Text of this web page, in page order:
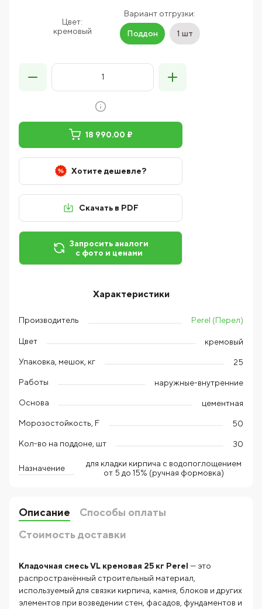
Цвет:
кремовый
Вариант отгрузки:
Поддон 1 шт
18 990.00 ₽
Хотите дешевле?
Скачать в PDF
Запросить аналоги
с фото и ценами
Характеристики
Производитель Perel (Перел)
Цвет кремовый
Упаковка, мешок, кг 25
Работы наружные-внутренние
Основа цементная
Морозостойкость, F 50
Кол-во на поддоне, шт 30
Назначение
для кладки кирпича с водопоглощением
от 5 до 15% (ручная формовка)
Описание
Способы оплаты
Стоимость доставки
Кладочная смесь VL кремовая 25 кг Perel — это
распространённый строительный материал,
используемый для связки кирпича, камня, блоков и других
элементов при возведении стен, фасадов, фундаментов и